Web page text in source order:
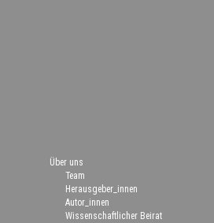
Über uns
Team
Herausgeber_innen
Autor_innen
Wissenschaftlicher Beirat